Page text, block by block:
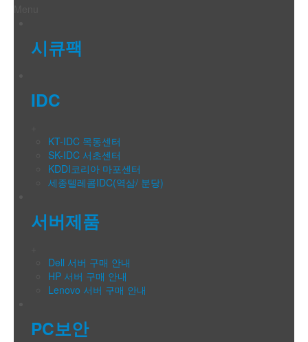
시큐팩
IDC
KT-IDC 목동센터
SK-IDC 서초센터
KDDI코리아 마포센터
세종텔레콤IDC(역삼/ 분당)
서버제품
Dell 서버 구매 안내
HP 서버 구매 안내
Lenovo 서버 구매 안내
PC보안